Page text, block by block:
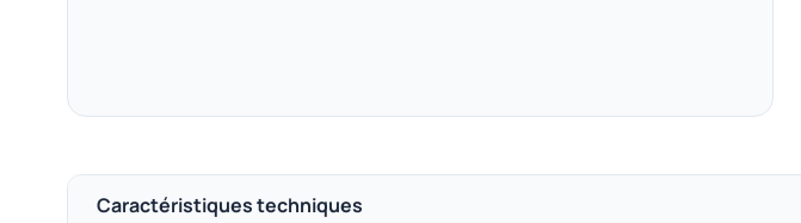
Caractéristiques techniques